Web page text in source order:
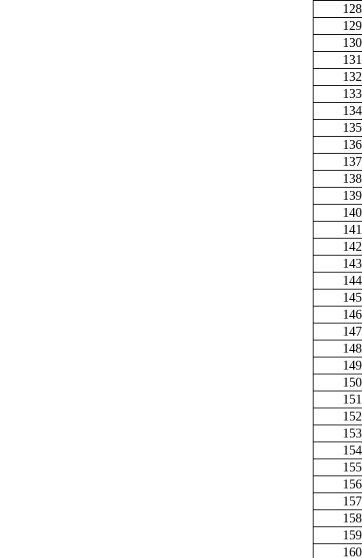
128
129
130
131
132
133
134
135
136
137
138
139
140
141
142
143
144
145
146
147
148
149
150
151
152
153
154
155
156
157
158
159
160